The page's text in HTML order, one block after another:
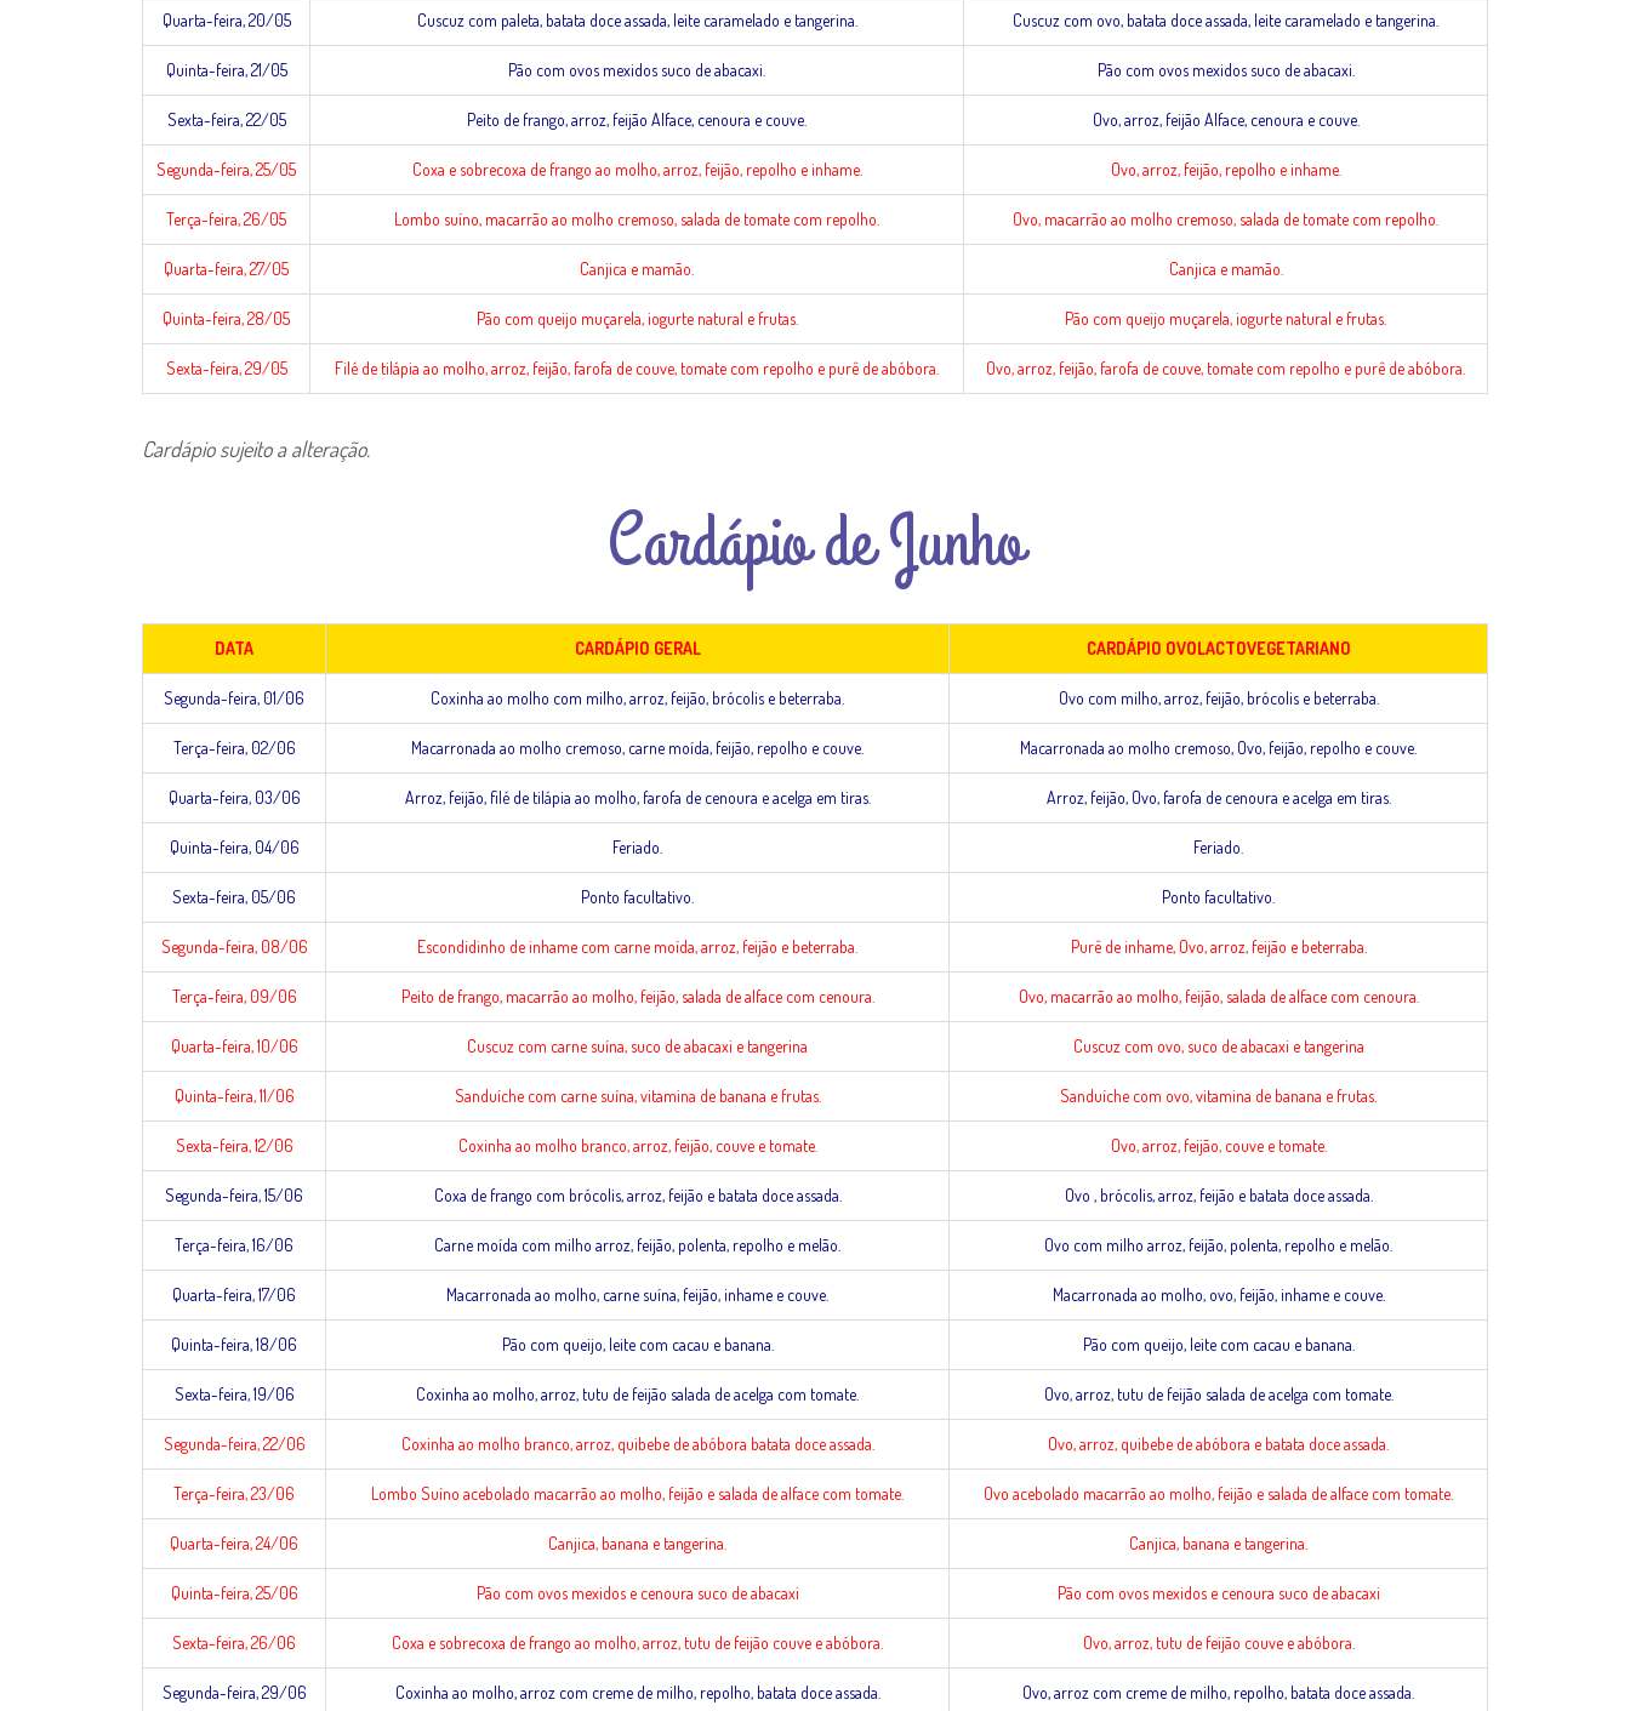
Quarta-feira, 20/05 Cuscuz com paleta, batata doce assada, leite caramelado e tangerina. Cuscuz com ovo, batata doce assada, leite caramelado e tangerina.
Quinta-feira, 21/05 Pão com ovos mexidos suco de abacaxi. Pão com ovos mexidos suco de abacaxi.
Sexta-feira, 22/05 Peito de frango, arroz, feijão Alface, cenoura e couve. Ovo, arroz, feijão Alface, cenoura e couve.
Segunda-feira, 25/05 Coxa e sobrecoxa de frango ao molho, arroz, feijão, repolho e inhame. Ovo, arroz, feijão, repolho e inhame.
Terça-feira, 26/05 Lombo suíno, macarrão ao molho cremoso, salada de tomate com repolho. Ovo, macarrão ao molho cremoso, salada de tomate com repolho.
Quarta-feira, 27/05 Canjica e mamão. Canjica e mamão.
Quinta-feira, 28/05 Pão com queijo muçarela, iogurte natural e frutas. Pão com queijo muçarela, iogurte natural e frutas.
Sexta-feira, 29/05 Filé de tilápia ao molho, arroz, feijão, farofa de couve, tomate com repolho e purê de abóbora. Ovo, arroz, feijão, farofa de couve, tomate com repolho e purê de abóbora.
Cardápio sujeito a alteração.
Cardápio de Junho
DATA CARDÁPIO GERAL CARDÁPIO OVOLACTOVEGETARIANO
Segunda-feira, 01/06 Coxinha ao molho com milho, arroz, feijão, brócolis e beterraba. Ovo com milho, arroz, feijão, brócolis e beterraba.
Terça-feira, 02/06 Macarronada ao molho cremoso, carne moída, feijão, repolho e couve. Macarronada ao molho cremoso, Ovo, feijão, repolho e couve.
Quarta-feira, 03/06 Arroz, feijão, filé de tilápia ao molho, farofa de cenoura e acelga em tiras. Arroz, feijão, Ovo, farofa de cenoura e acelga em tiras.
Quinta-feira, 04/06 Feriado. Feriado.
Sexta-feira, 05/06 Ponto facultativo. Ponto facultativo.
Segunda-feira, 08/06 Escondidinho de inhame com carne moída, arroz, feijão e beterraba. Purê de inhame, Ovo, arroz, feijão e beterraba.
Terça-feira, 09/06 Peito de frango, macarrão ao molho, feijão, salada de alface com cenoura. Ovo, macarrão ao molho, feijão, salada de alface com cenoura.
Quarta-feira, 10/06 Cuscuz com carne suína, suco de abacaxi e tangerina Cuscuz com ovo, suco de abacaxi e tangerina
Quinta-feira, 11/06 Sanduíche com carne suína, vitamina de banana e frutas. Sanduíche com ovo, vitamina de banana e frutas.
Sexta-feira, 12/06 Coxinha ao molho branco, arroz, feijão, couve e tomate. Ovo, arroz, feijão, couve e tomate.
Segunda-feira, 15/06 Coxa de frango com brócolis, arroz, feijão e batata doce assada. Ovo , brócolis, arroz, feijão e batata doce assada.
Terça-feira, 16/06 Carne moída com milho arroz, feijão, polenta, repolho e melão. Ovo com milho arroz, feijão, polenta, repolho e melão.
Quarta-feira, 17/06 Macarronada ao molho, carne suína, feijão, inhame e couve. Macarronada ao molho, ovo, feijão, inhame e couve.
Quinta-feira, 18/06 Pão com queijo, leite com cacau e banana. Pão com queijo, leite com cacau e banana.
Sexta-feira, 19/06 Coxinha ao molho, arroz, tutu de feijão salada de acelga com tomate. Ovo, arroz, tutu de feijão salada de acelga com tomate.
Segunda-feira, 22/06 Coxinha ao molho branco, arroz, quibebe de abóbora batata doce assada. Ovo, arroz, quibebe de abóbora e batata doce assada.
Terça-feira, 23/06 Lombo Suíno acebolado macarrão ao molho, feijão e salada de alface com tomate. Ovo acebolado macarrão ao molho, feijão e salada de alface com tomate.
Quarta-feira, 24/06 Canjica, banana e tangerina. Canjica, banana e tangerina.
Quinta-feira, 25/06 Pão com ovos mexidos e cenoura suco de abacaxi Pão com ovos mexidos e cenoura suco de abacaxi
Sexta-feira, 26/06 Coxa e sobrecoxa de frango ao molho, arroz, tutu de feijão couve e abóbora. Ovo, arroz, tutu de feijão couve e abóbora.
Segunda-feira, 29/06 Coxinha ao molho, arroz com creme de milho, repolho, batata doce assada. Ovo, arroz com creme de milho, repolho, batata doce assada.